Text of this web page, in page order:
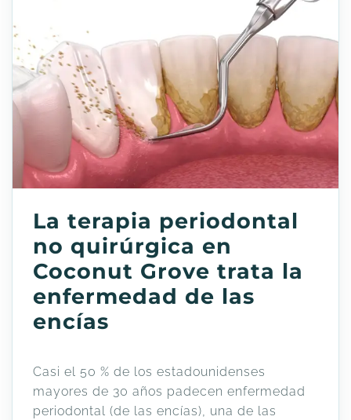
La terapia periodontal
no quirúrgica en
Coconut Grove trata la
enfermedad de las
encías
Casi el 50 % de los estadounidenses
mayores de 30 años padecen enfermedad
periodontal (de las encías), una de las